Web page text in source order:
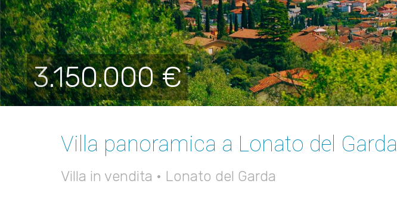
3.150.000 €
Villa panoramica a Lonato del Garda
Villa in vendita • Lonato del Garda